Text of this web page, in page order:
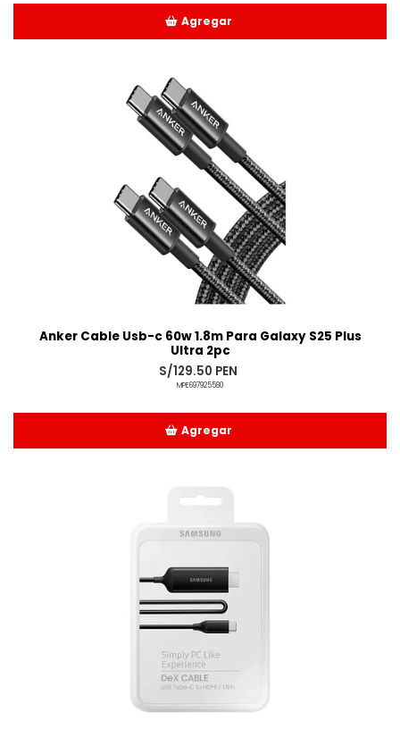
Agregar
Anker Cable Usb-c 60w 1.8m Para Galaxy S25 Plus
Ultra 2pc
S/129.50 PEN
MPE697925580
Agregar